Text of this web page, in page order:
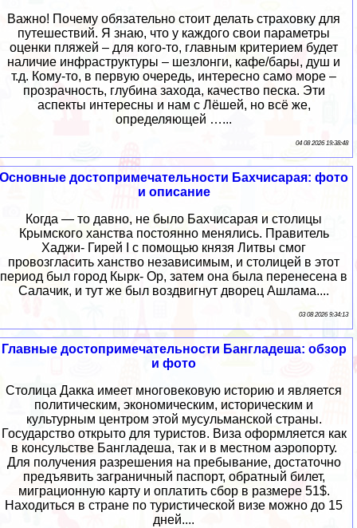
Важно! Почему обязательно стоит делать страховку для
путешествий. Я знаю, что у каждого свои параметры
оценки пляжей – для кого-то, главным критерием будет
наличие инфраструктуры – шезлонги, кафе/бары, душ и
т.д. Кому-то, в первую очередь, интересно само море –
прозрачность, глубина захода, качество песка. Эти
аспекты интересны и нам с Лёшей, но всё же,
определяющей …...
04 08 2026 19:38:48
Основные достопримечательности Бахчисарая: фото
и описание
Когда — то давно, не было Бахчисарая и столицы
Крымского ханства постоянно менялись. Правитель
Хаджи- Гирей I с помощью князя Литвы смог
провозгласить ханство независимым, и столицей в этот
период был город Кырк- Ор, затем она была перенесена в
Салачик, и тут же был воздвигнут дворец Ашлама....
03 08 2026 9:34:13
Главные достопримечательности Бангладеша: обзор
и фото
Столица Дакка имеет многовековую историю и является
политическим, экономическим, историческим и
культурным центром этой мусульманской страны.
Государство открыто для туристов. Виза оформляется как
в консульстве Бангладеша, так и в местном аэропорту.
Для получения разрешения на пребывание, достаточно
предъявить заграничный паспорт, обратный билет,
миграционную карту и оплатить сбор в размере 51$.
Находиться в стране по туристической визе можно до 15
дней....